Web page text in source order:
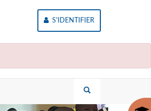
S'IDENTIFIER